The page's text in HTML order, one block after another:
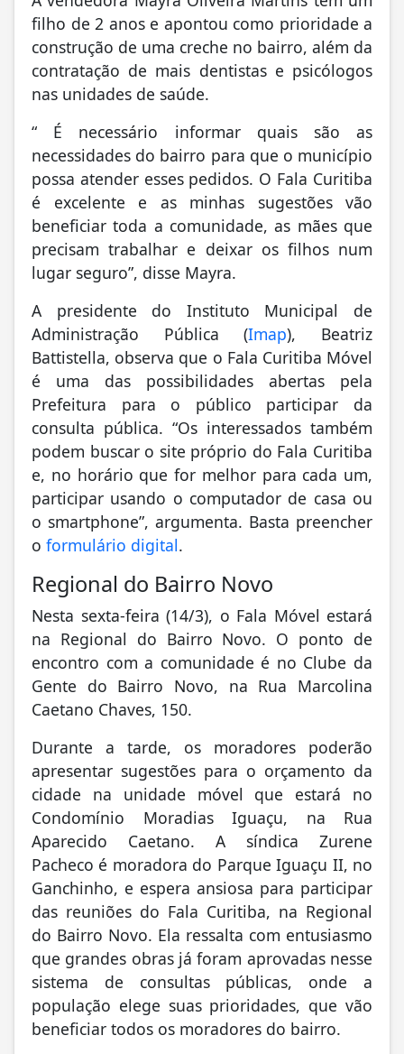
filho de 2 anos e apontou como prioridade a
construção de uma creche no bairro, além da
contratação de mais dentistas e psicólogos
nas unidades de saúde.
“ É necessário informar quais são as
necessidades do bairro para que o município
possa atender esses pedidos. O Fala Curitiba
é excelente e as minhas sugestões vão
beneficiar toda a comunidade, as mães que
precisam trabalhar e deixar os filhos num
lugar seguro”, disse Mayra.
A presidente do Instituto Municipal de
Administração Pública (Imap), Beatriz
Battistella, observa que o Fala Curitiba Móvel
é uma das possibilidades abertas pela
Prefeitura para o público participar da
consulta pública. “Os interessados também
podem buscar o site próprio do Fala Curitiba
e, no horário que for melhor para cada um,
participar usando o computador de casa ou
o smartphone”, argumenta. Basta preencher
o formulário digital.
Regional do Bairro Novo
Nesta sexta-feira (14/3), o Fala Móvel estará
na Regional do Bairro Novo. O ponto de
encontro com a comunidade é no Clube da
Gente do Bairro Novo, na Rua Marcolina
Caetano Chaves, 150.
Durante a tarde, os moradores poderão
apresentar sugestões para o orçamento da
cidade na unidade móvel que estará no
Condomínio Moradias Iguaçu, na Rua
Aparecido Caetano. A síndica Zurene
Pacheco é moradora do Parque Iguaçu II, no
Ganchinho, e espera ansiosa para participar
das reuniões do Fala Curitiba, na Regional
do Bairro Novo. Ela ressalta com entusiasmo
que grandes obras já foram aprovadas nesse
sistema de consultas públicas, onde a
população elege suas prioridades, que vão
beneficiar todos os moradores do bairro.